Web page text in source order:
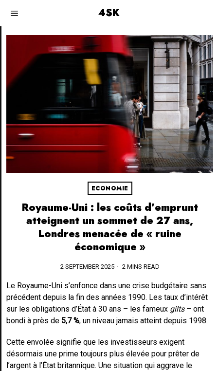
4SK
ECONOMIE
Royaume-Uni : les coûts d’emprunt
atteignent un sommet de 27 ans,
Londres menacée de « ruine
économique »
2 SEPTEMBER 2025 2 MINS READ
Le Royaume-Uni s’enfonce dans une crise budgétaire sans
précédent depuis la fin des années 1990. Les taux d’intérêt
sur les obligations d’État à 30 ans – les fameux gilts– ont
bondi à près de 5,7 %, un niveau jamais atteint depuis 1998.
Cette envolée signifie que les investisseurs exigent
désormais une prime toujours plus élevée pour prêter de
l’argent à l’État britannique. Une situation qui aggrave le